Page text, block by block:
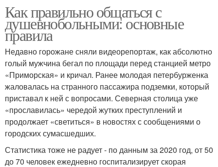
Как правильно общаться с
душевнобольными: основные
правила
Недавно горожане сняли видеорепортаж, как абсолютно
голый мужчина бегал по площади перед станцией метро
«Приморская» и кричал. Ранее молодая петербурженка
жаловалась на странного пассажира подземки, который
приставал к ней с вопросами. Северная столица уже
«прославилась» чередой жутких преступлений и
продолжает «светиться» в новостях с сообщениями о
городских сумасшедших.
Статистика тоже не радует - по данным за 2020 год, от 50
до 70 человек ежедневно госпитализирует скорая